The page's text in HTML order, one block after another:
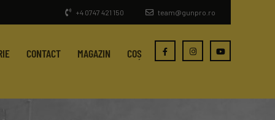
team@gunpro.ro
+4 0747 421 150
CONTACT MAGAZIN COȘ